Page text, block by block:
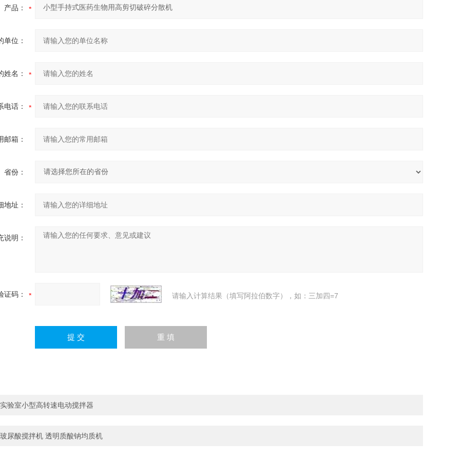
产品：
单位：
姓名：
电话：
邮箱：
省份：
地址：
说明：
证码： 请输入计算结果（填写阿拉伯数字），如：三加四=7
实验室小型高转速电动搅拌器
玻尿酸搅拌机 透明质酸钠均质机